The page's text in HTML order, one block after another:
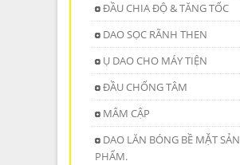
ĐẦU CHIA ĐỘ & TĂNG TỐC
DAO SỌC RÃNH THEN
Ụ DAO CHO MÁY TIỆN
ĐẦU CHỐNG TÂM
MÂM CẬP
DAO LĂN BÓNG BỀ MẶT SẢN
PHẨM.